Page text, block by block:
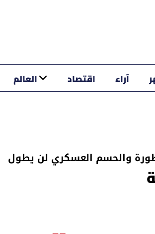
آراء اقتصاد العالم
والحسم العسكري لن يطول